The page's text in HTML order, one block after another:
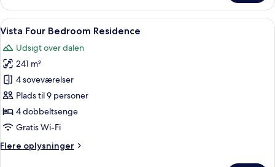
Three
Bedroom
Grand
Indlæs
alle
billeder
af
Vista
Four
Bedroom
Residence
En balkon med udsigt over et
5
Vista Four Bedroom Residence
Udsigt over dalen
241 m²
4 soveværelser
Plads til 9 personer
4 dobbeltsenge
Gratis Wi-Fi
Flere oplysninger
Flere